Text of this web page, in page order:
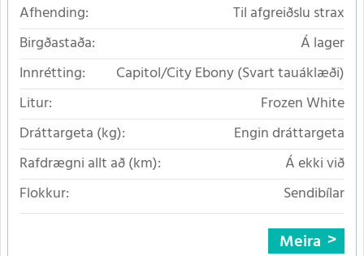
Afhending:
Til afgreiðslu strax
Birgðastaða:
Á lager
Innrétting:
Capitol/City Ebony (Svart tauáklæði)
Litur:
Frozen White
Dráttargeta (kg):
Engin dráttargeta
Rafdrægni allt að (km):
Á ekki við
Flokkur:
Sendibílar
Meira